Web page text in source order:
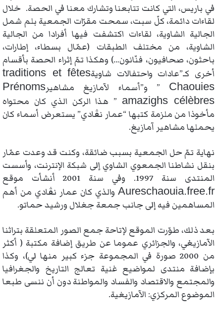
في باريس، التي كانت تتابعنا وتشارك معنا في الحصة. خلال
لقاءات دائمة، كلّ سبت، سمحت مقرّات الجمعية بلم شمل
الجالية الشاوية، لقاءات اكتشفت فيها أفرادا من الجالية
الشاوية، من مختلف الطبقات (عمّال بسطاء، إطارات،
باحثون، صحافيون، فنّانون…) وهكذا تمّ إثراء الحصة بأقسام
أخرى كـ”عادات واحتفالات شاويةtraditions et fêtes
Chaouies ” و”أسماء لآمازيغ مشاهيرPrénoms
amazighs célèbres ” هذا الركن الذي كان محتواه
مأخوذا من ملزمة كتبها “عمار نڨادي” يستعرض أسماء كان
يحملها مشاهير آمازيغ.
نهاية تمّ حل الجمعية بسبب ضائقة، وكنت قد وعدت عمّار
بنقل نشاطنا الجمعوي الشاوي إلى شبكة الإنترنت، وأسست
المنتدى سنة 1997. وفي سنة 2001 أنشأت موقع
Aureschaouia.free.fr والذي كان عمار نڨادي من أهم
المساهمين فيه إلى جانب جمعة جغلال ورشيد حماتو.
بعد ذلك، طوّرت الموقع لإتاحة جمع الصور المتعلقة بتراثنا
الآمازيغي، والجزائري عموما عن طريق إضافة مكتبة ( أكثر
من 2000 صورة في المجموعة جزء كبير منها لي)، وكذا
بإضافة منتدى لمواضيع غنية تعالج التاريخ والجغرافيا
والمجتمع والاقتصاد والفساد والمواطنة دون أن ننسى طبعا
الموضوع المركزي: الآمازيغية.